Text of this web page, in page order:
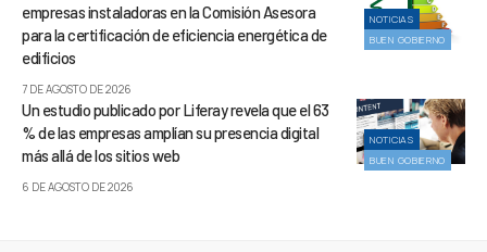
NOTICIAS
BUEN GOBIERNO
empresas instaladoras en la Comisión Asesora
para la certificación de eficiencia energética de
edificios
7 DE AGOSTO DE 2026
NOTICIAS
BUEN GOBIERNO
Un estudio publicado por Liferay revela que el 63
% de las empresas amplían su presencia digital
más allá de los sitios web
6 DE AGOSTO DE 2026